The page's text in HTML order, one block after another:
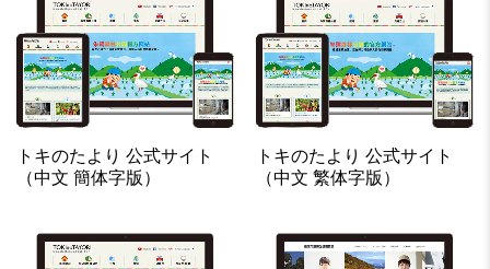
トキのたより 公式サイト
（中文 簡体字版）
トキのたより 公式サイト
（中文 繁体字版）